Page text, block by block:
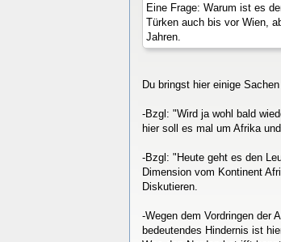
Eine Frage: Warum ist es
Türken auch bis vor Wien,
Jahren.
Du bringst hier einige
-Bzgl: "Wird ja wohl bald
hier soll es mal um Afrika
-Bzgl: "Heute geht es den
Dimension vom Kontinent
Diskutieren.
-Wegen dem Vordringen der
bedeutendes Hindernis ist